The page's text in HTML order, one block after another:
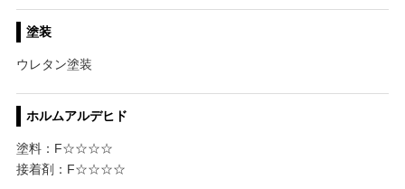
塗装
ウレタン塗装
ホルムアルデヒド
塗料：F☆☆☆☆
接着剤：F☆☆☆☆